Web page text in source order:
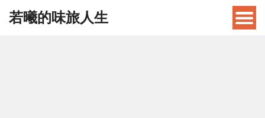
若曦的味旅人生